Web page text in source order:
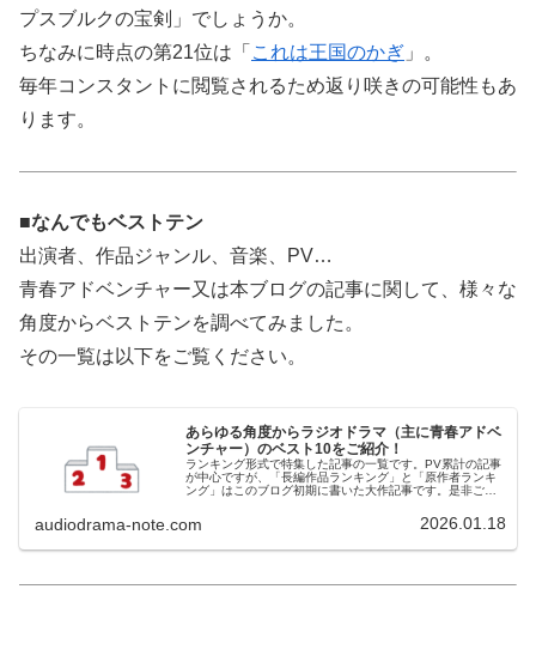
プスブルクの宝剣」でしょうか。
ちなみに時点の第21位は「 これは王国のかぎ 」。
毎年コンスタントに閲覧されるため返り咲きの可能性もあ
ります。
■なんでもベストテン
出演者、作品ジャンル、音楽、PV…
青春アドベンチャー又は本ブログの記事に関して、様々な
角度からベストテンを調べてみました。
その一覧は以下をご覧ください。
あらゆる角度からラジオドラマ（主に青春アドベ
ンチャー）のベスト10をご紹介！
ランキング形式で特集した記事の一覧です。PV累計の記事
が中心ですが、「長編作品ランキング」と「原作者ランキ
ング」はこのブログ初期に書いた大作記事です。是非ご覧
audiodrama-note.com 2026.01.18